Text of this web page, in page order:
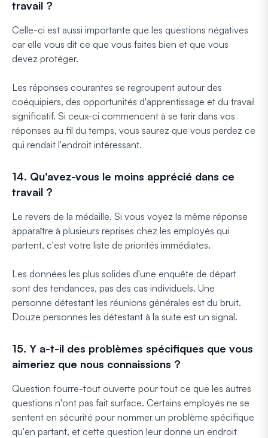
travail ?
Celle-ci est aussi importante que les questions négatives
car elle vous dit ce que vous faites bien et que vous
devez protéger.
Les réponses courantes se regroupent autour des
coéquipiers, des opportunités d'apprentissage et du travail
significatif. Si ceux-ci commencent à se tarir dans vos
réponses au fil du temps, vous saurez que vous perdez ce
qui rendait l'endroit intéressant.
14. Qu'avez-vous le moins apprécié dans ce
travail ?
Le revers de la médaille. Si vous voyez la même réponse
apparaître à plusieurs reprises chez les employés qui
partent, c'est votre liste de priorités immédiates.
Les données les plus solides d'une enquête de départ
sont des tendances, pas des cas individuels. Une
personne détestant les réunions générales est du bruit.
Douze personnes les détestant à la suite est un signal.
15. Y a-t-il des problèmes spécifiques que vous
aimeriez que nous connaissions ?
Question fourre-tout ouverte pour tout ce que les autres
questions n'ont pas fait surface. Certains employés ne se
sentent en sécurité pour nommer un problème spécifique
qu'en partant, et cette question leur donne un endroit